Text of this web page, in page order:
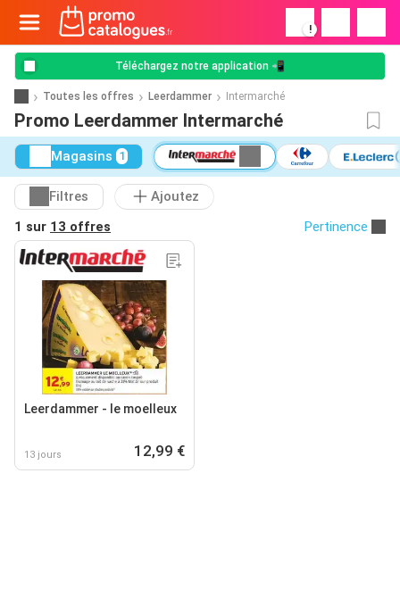
!
Téléchargez notre application 📲
Toutes les offres Leerdammer Intermarché
Promo Leerdammer Intermarché
Magasins 1
Filtres
Ajoutez
1 sur 13 offres Pertinence
Leerdammer - le moelleux
13 jours 12,99 €